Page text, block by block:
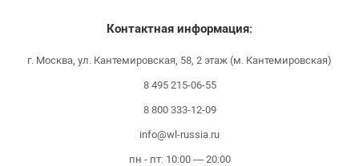
Контактная информация:
г. Москва, ул. Кантемировская, 58, 2 этаж (м. Кантемировская)
8 495 215-06-55
8 800 333-12-09
info@wl-russia.ru
пн - пт: 10:00 — 20:00